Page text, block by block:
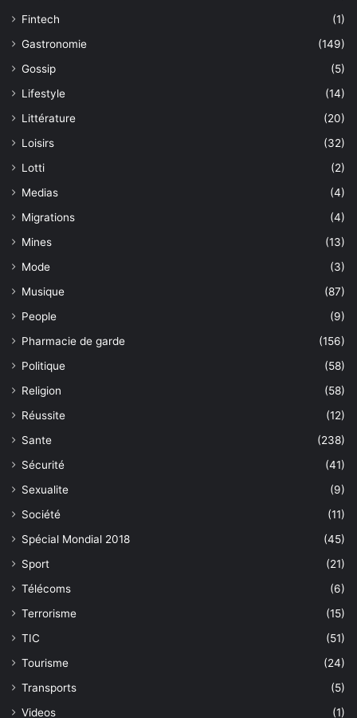
Fintech
(1)
Gastronomie
(149)
Gossip
(5)
Lifestyle
(14)
Littérature
(20)
Loisirs
(32)
Lotti
(2)
Medias
(4)
Migrations
(4)
Mines
(13)
Mode
(3)
Musique
(87)
People
(9)
Pharmacie de garde
(156)
Politique
(58)
Religion
(58)
Réussite
(12)
Sante
(238)
Sécurité
(41)
Sexualite
(9)
Société
(11)
Spécial Mondial 2018
(45)
Sport
(21)
Télécoms
(6)
Terrorisme
(15)
TIC
(51)
Tourisme
(24)
Transports
(5)
Videos
(1)